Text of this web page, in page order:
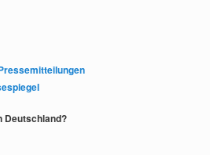
Deutschland?